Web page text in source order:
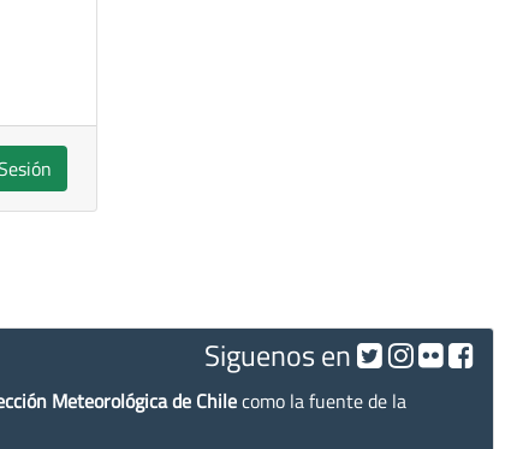
Siguenos en
Meteorológica de Chilecomo la fuente de la